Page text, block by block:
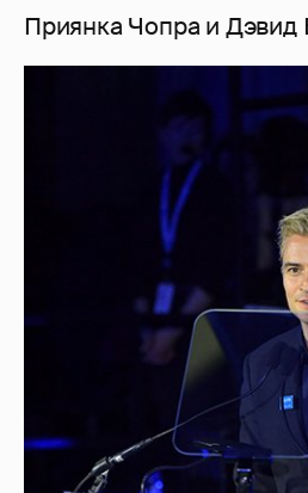
Приянка Чопра и Дэвид